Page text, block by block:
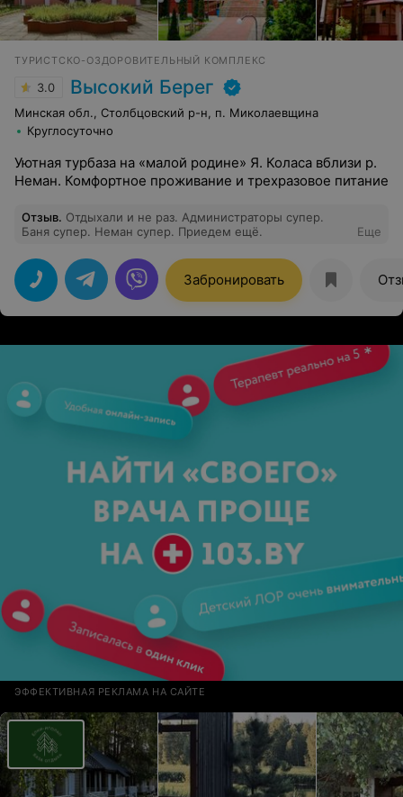
ТУРИСТСКО-ОЗДОРОВИТЕЛЬНЫЙ КОМПЛЕКС
3.0 Высокий Берег
Минская обл., Столбцовский р-н, п. Миколаевщина
Круглосуточно
Уютная турбаза на «малой родине» Я. Коласа вблизи р.
Неман. Комфортное проживание и трехразовое питание
Отзыв. Отдыхали и не раз. Администраторы супер.
Баня супер. Неман супер. Приедем ещё.
Еще
Забронировать
ЭФФЕКТИВНАЯ РЕКЛАМА НА САЙТЕ